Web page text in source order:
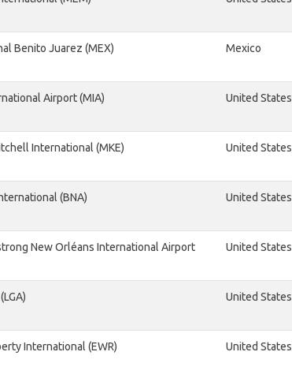
Benito Juarez (MEX) Mexico
Airport (MIA) United States
International (MKE) United States
(BNA) United States
New Orléans International Airport
United States
United States
International (EWR) United States